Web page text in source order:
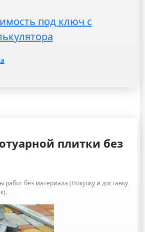
под ключ с
плитки без
работ без материала (Покупку и доставку